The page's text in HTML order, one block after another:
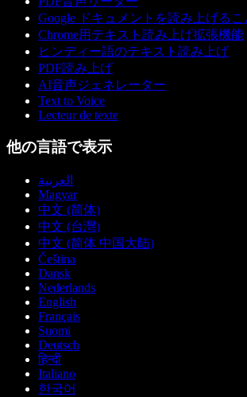
Google ドキュメントを読み上げる
Chrome用テキスト読み上げ拡張機能
ヒンディー語のテキスト読み上げ
PDF読み上げ
AI音声ジェネレーター
Text to Voice
Lecteur de texte
他の言語で表示
العربية
Magyar
中文 (简体)
中文 (台灣)
中文 (简体 中国大陆)
Čeština
Dansk
Nederlands
English
Français
Suomi
Deutsch
हिन्दी
Italiano
한국어